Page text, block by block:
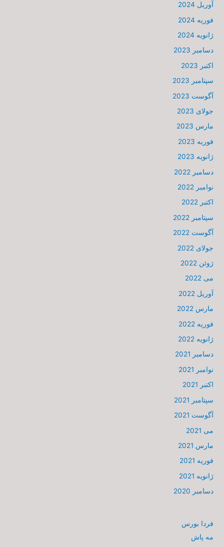
آوریل 2024
فوریه 2024
ژانویه 2024
دسامبر 2023
اکتبر 2023
سپتامبر 2023
آگوست 2023
جولای 2023
مارس 2023
فوریه 2023
ژانویه 2023
دسامبر 2022
نوامبر 2022
اکتبر 2022
سپتامبر 2022
آگوست 2022
جولای 2022
ژوئن 2022
می 2022
آوریل 2022
مارس 2022
فوریه 2022
ژانویه 2022
دسامبر 2021
نوامبر 2021
اکتبر 2021
سپتامبر 2021
آگوست 2021
می 2021
مارس 2021
فوریه 2021
ژانویه 2021
دسامبر 2020
فردا بورس
مه پاش